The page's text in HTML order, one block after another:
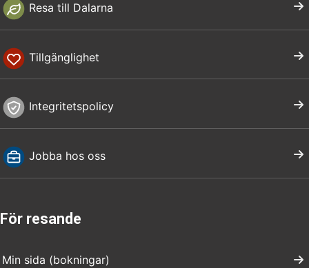
Resa till Dalarna
Tillgänglighet
Integritetspolicy
Jobba hos oss
För resande
Min sida (bokningar)